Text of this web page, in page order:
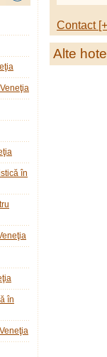
Contact
Alte
în
în